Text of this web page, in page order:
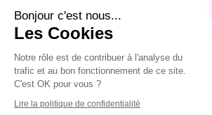
©2018 Christine Gandon -
Création et référencement du site par Simplébo
Site partenaire deEmergence Harmonique
Bonjour c'est nous...
Les Cookies
Notre rôle est de contribuer à l'analyse du
trafic et au bon fonctionnement de ce site.
C'est OK pour vous ?
Lire la politique de confidentialité